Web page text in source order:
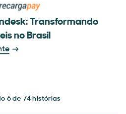
Transformando
no Brasil
6 de 74 histórias